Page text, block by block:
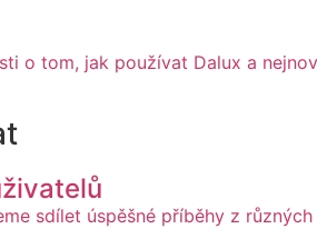
o tom, jak používat Dalux a
sdílet úspěšné příběhy z